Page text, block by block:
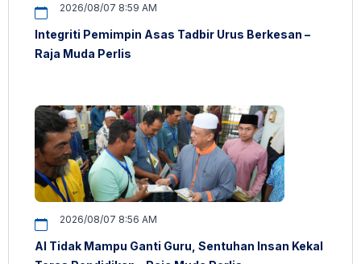
2026/08/07 8:59 AM
Integriti Pemimpin Asas Tadbir Urus Berkesan –
Raja Muda Perlis
2026/08/07 8:56 AM
AI Tidak Mampu Ganti Guru, Sentuhan Insan Kekal